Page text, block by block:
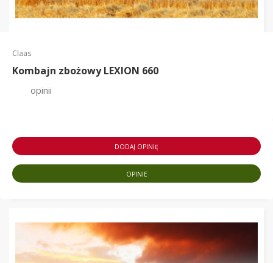
Claas
Kombajn zbożowy LEXION 660
opinii
DODAJ OPINIĘ
OPINIE